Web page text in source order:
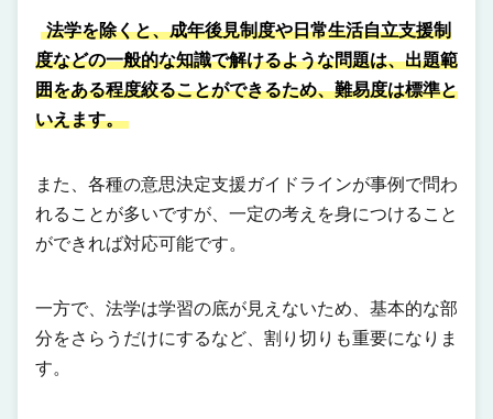
法学を除くと、成年後見制度や日常生活自立支援制
度などの一般的な知識で解けるような問題は、出題範
囲をある程度絞ることができるため、難易度は標準と
いえます。
また、各種の意思決定支援ガイドラインが事例で問わ
れることが多いですが、一定の考えを身につけること
ができれば対応可能です。
一方で、法学は学習の底が見えないため、基本的な部
分をさらうだけにするなど、割り切りも重要になりま
す。